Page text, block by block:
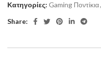
Κατηγορίες: Gaming Ποντίκια,
Share: